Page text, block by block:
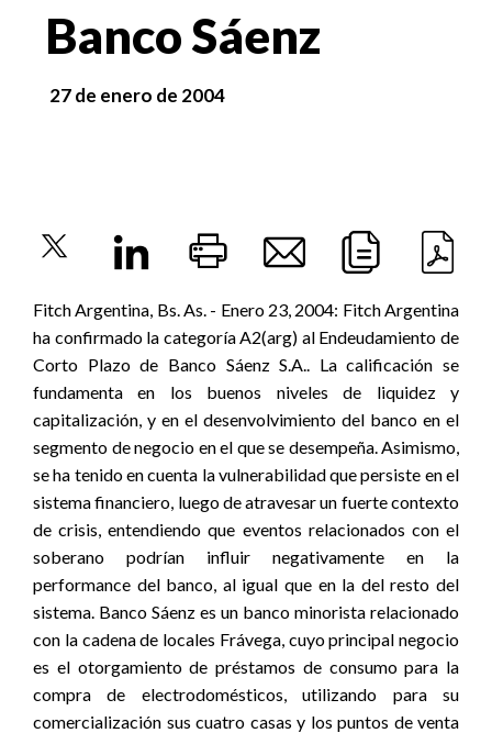
Banco Sáenz
27 de enero de 2004
Fitch Argentina, Bs. As. - Enero 23, 2004: Fitch Argentina
ha confirmado la categoría A2(arg) al Endeudamiento de
Corto Plazo de Banco Sáenz S.A.. La calificación se
fundamenta en los buenos niveles de liquidez y
capitalización, y en el desenvolvimiento del banco en el
segmento de negocio en el que se desempeña. Asimismo,
se ha tenido en cuenta la vulnerabilidad que persiste en el
sistema financiero, luego de atravesar un fuerte contexto
de crisis, entendiendo que eventos relacionados con el
soberano podrían influir negativamente en la
performance del banco, al igual que en la del resto del
sistema. Banco Sáenz es un banco minorista relacionado
con la cadena de locales Frávega, cuyo principal negocio
es el otorgamiento de préstamos de consumo para la
compra de electrodomésticos, utilizando para su
comercialización sus cuatro casas y los puntos de venta